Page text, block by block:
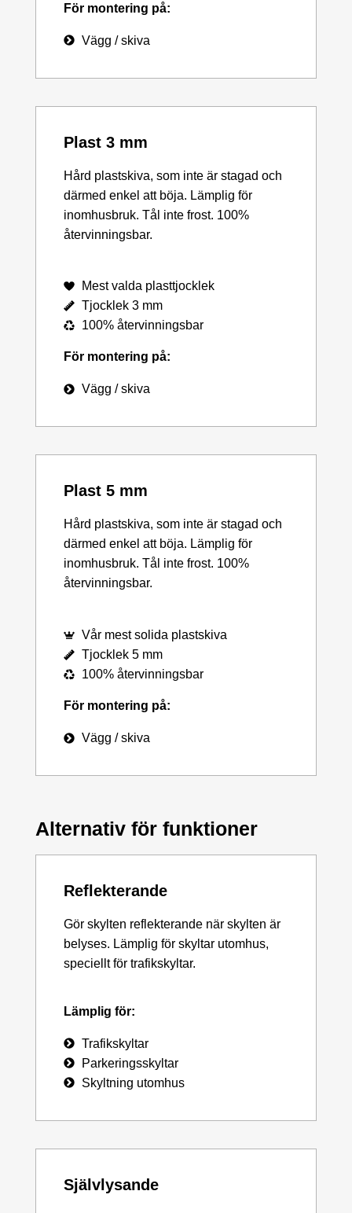
För montering på:
Vägg / skiva
Plast 3 mm
Hård plastskiva, som inte är stagad och
därmed enkel att böja. Lämplig för
inomhusbruk. Tål inte frost. 100%
återvinningsbar.
Mest valda plasttjocklek
Tjocklek 3 mm
100% återvinningsbar
För montering på:
Vägg / skiva
Plast 5 mm
Hård plastskiva, som inte är stagad och
därmed enkel att böja. Lämplig för
inomhusbruk. Tål inte frost. 100%
återvinningsbar.
Vår mest solida plastskiva
Tjocklek 5 mm
100% återvinningsbar
För montering på:
Vägg / skiva
Alternativ för funktioner
Reflekterande
Gör skylten reflekterande när skylten är
belyses. Lämplig för skyltar utomhus,
speciellt för trafikskyltar.
Lämplig för:
Trafikskyltar
Parkeringsskyltar
Skyltning utomhus
Självlysande